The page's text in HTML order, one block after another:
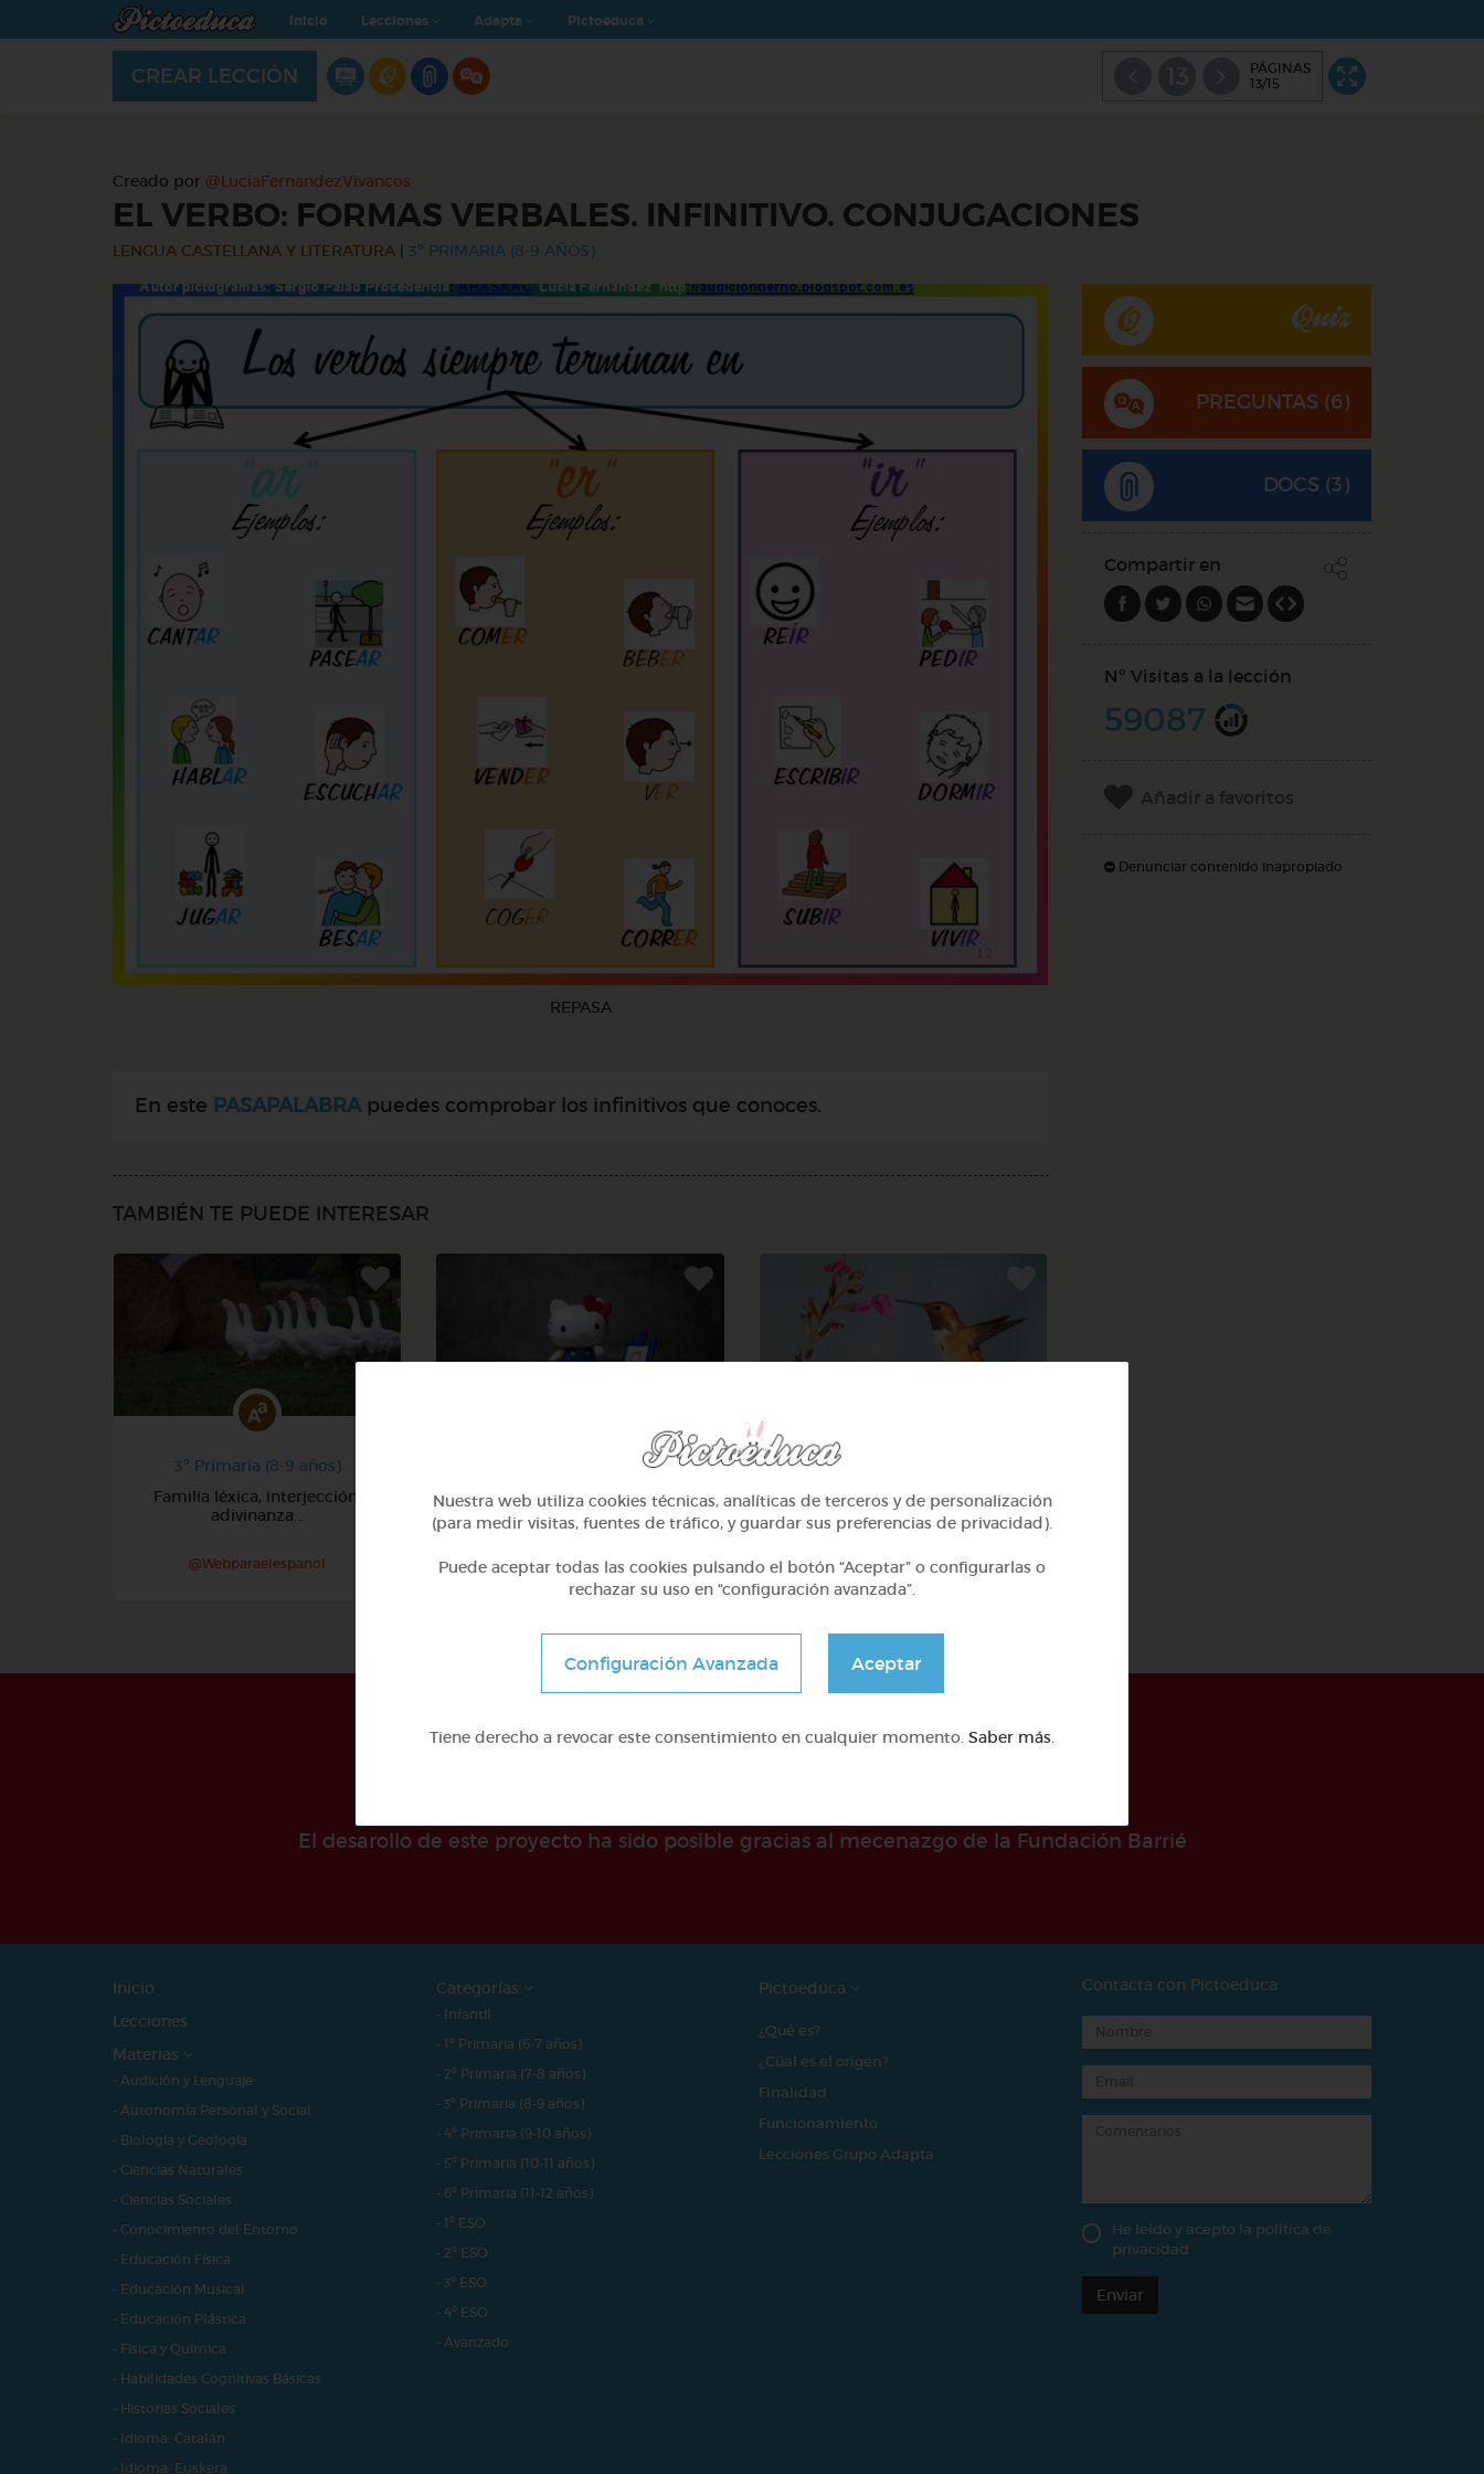
Inicio Lecciones Adapta Pictoeduca
CREAR LECCIÓN
PÁGINAS
13/15
Creado por @LuciaFernandezVivancos
EL VERBO: FORMAS VERBALES. INFINITIVO. CONJUGACIONES
LENGUA CASTELLANA Y LITERATURA 3º PRIMARIA (8-9 AÑOS)
REPASA
En este PASAPALABRApuedes comprobar los infinitivos que conoces.
TAMBIÉN TE PUEDE INTERESAR
3º Primaria (8-9 años)
Familia léxica, interjección,
adivinanza...
@Webparaelespanol
3º Primaria (8-9 años)
Verbos -er y hello kitty
@Webparaelespanol
3º Primaria (8-9 años)
Acentos diptongos hiatos
@Webparaelespanol
Quiz
PREGUNTAS (6)
DOCS (3)
Compartir en
Nº Visitas a la lección
59087
Añadir a favoritos
Denunciar contenido inapropiado
El desarollo de este proyecto ha sido posible gracias al mecenazgo de la Fundación Barrié
Inicio
Lecciones
Materias
- Audición y Lenguaje
- Autonomía Personal y Social
- Biología y Geología
- Ciencias Naturales
- Ciencias Sociales
- Conocimiento del Entorno
- Educación Física
- Educación Musical
- Educación Plástica
- Física y Química
- Habilidades Cognitivas Básicas
- Historias Sociales
- Idioma: Catalán
- Idioma: Euskera
Categorías
- Infantil
- 1º Primaria (6-7 años)
- 2º Primaria (7-8 años)
- 3º Primaria (8-9 años)
- 4º Primaria (9-10 años)
- 5º Primaria (10-11 años)
- 6º Primaria (11-12 años)
- 1º ESO
- 2º ESO
- 3º ESO
- 4º ESO
- Avanzado
Pictoeduca
¿Qué es?
¿Cúal es el origen?
Finalidad
Funcionamiento
Lecciones Grupo Adapta
Contacta con Pictoeduca
He leído y acepto la política de
privacidad
Enviar
Nuestra web utiliza cookies técnicas, analíticas de terceros y de personalización
(para medir visitas, fuentes de tráfico, y guardar sus preferencias de privacidad).
Puede aceptar todas las cookies pulsando el botón “Aceptar” o configurarlas o
rechazar su uso en “configuración avanzada”.
Configuración Avanzada Aceptar
Tiene derecho a revocar este consentimiento en cualquier momento. Saber más.